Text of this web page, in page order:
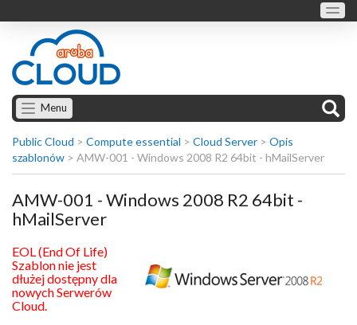
Menu
Public Cloud > Compute essential > Cloud Server > Opis
szablonów > AMW-001 - Windows 2008 R2 64bit - hMailServer
AMW-001 - Windows 2008 R2 64bit -
hMailServer
EOL (End Of Life)
Szablon nie jest
dłużej dostępny dla
nowych Serwerów
Cloud.